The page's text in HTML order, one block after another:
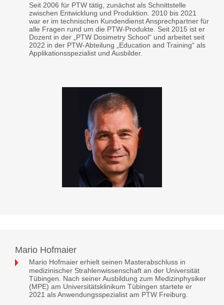
Seit 2006 für PTW tätig, zunächst als Schnittstelle
zwischen Entwicklung und Produktion. 2010 bis 2021
war er im technischen Kundendienst Ansprechpartner für
alle Fragen rund um die PTW-Produkte. Seit 2015 ist er
Dozent in der „PTW Dosimetry School“ und arbeitet seit
2022 in der PTW-Abteilung „Education and Training“ als
Applikationsspezialist und Ausbilder.
Mario Hofmaier
Mario Hofmaier erhielt seinen Masterabschluss in
medizinischer Strahlenwissenschaft an der Universität
Tübingen. Nach seiner Ausbildung zum Medizinphysiker
(MPE) am Universitätsklinikum Tübingen startete er
2021 als Anwendungsspezialist am PTW Freiburg.